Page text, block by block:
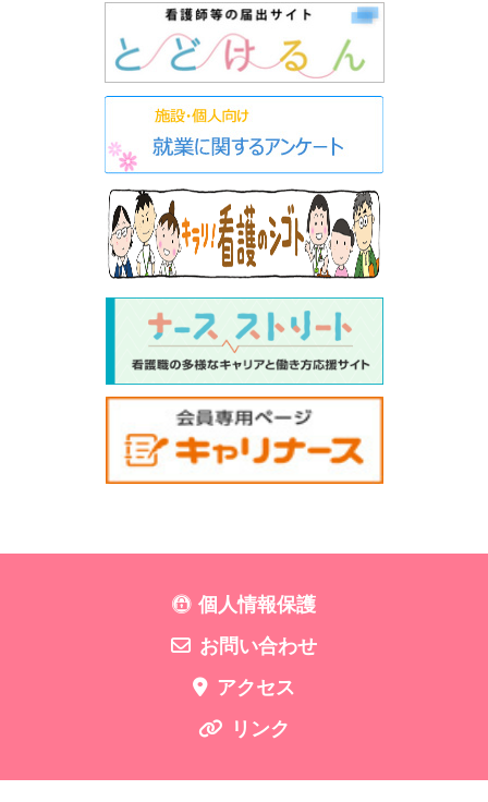
個人情報保護
お問い合わせ
アクセス
リンク